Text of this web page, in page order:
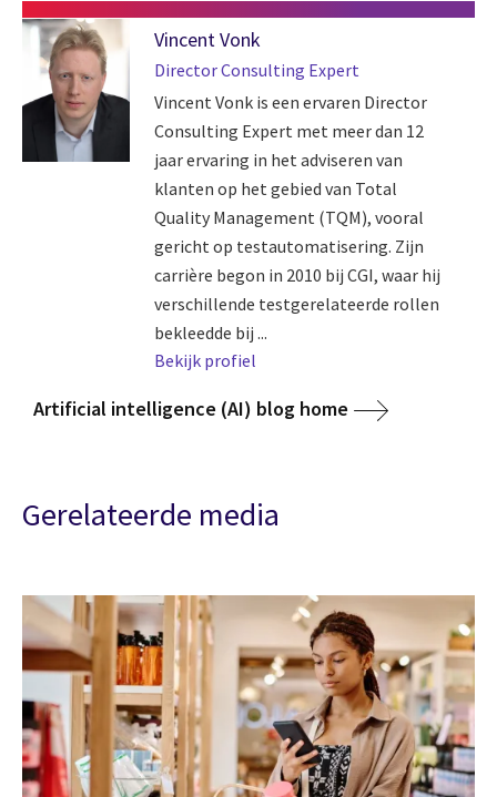
Vincent Vonk
Director Consulting Expert
Vincent Vonk is een ervaren Director
Consulting Expert met meer dan 12
jaar ervaring in het adviseren van
klanten op het gebied van Total
Quality Management (TQM), vooral
gericht op testautomatisering. Zijn
carrière begon in 2010 bij CGI, waar hij
verschillende testgerelateerde rollen
bekleedde bij ...
Bekijk profiel
Artificial intelligence (AI) blog home
Gerelateerde media